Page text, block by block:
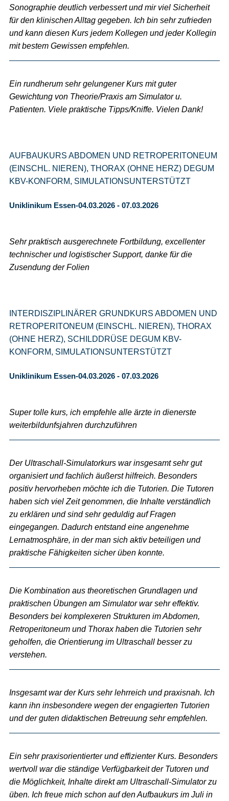
Sonographie deutlich verbessert und mir viel Sicherheit
für den klinischen Alltag gegeben. Ich bin sehr zufrieden
und kann diesen Kurs jedem Kollegen und jeder Kollegin
mit bestem Gewissen empfehlen.
Ein rundherum sehr gelungener Kurs mit guter
Gewichtung von Theorie/Praxis am Simulator u.
Patienten. Viele praktische Tipps/Kniffe. Vielen Dank!
AUFBAUKURS ABDOMEN UND RETROPERITONEUM
(EINSCHL. NIEREN), THORAX (OHNE HERZ) DEGUM
KBV-KONFORM, SIMULATIONSUNTERSTÜTZT
Uniklinikum Essen-04.03.2026 - 07.03.2026
Sehr praktisch ausgerechnete Fortbildung, excellenter
technischer und logistischer Support, danke für die
Zusendung der Folien
INTERDISZIPLINÄRER GRUNDKURS ABDOMEN UND
RETROPERITONEUM (EINSCHL. NIEREN), THORAX
(OHNE HERZ), SCHILDDRÜSE DEGUM KBV-
KONFORM, SIMULATIONSUNTERSTÜTZT
Uniklinikum Essen-04.03.2026 - 07.03.2026
Super tolle kurs, ich empfehle alle ärzte in dienerste
weiterbildunfsjahren durchzuführen
Der Ultraschall-Simulatorkurs war insgesamt sehr gut
organisiert und fachlich äußerst hilfreich. Besonders
positiv hervorheben möchte ich die Tutorien. Die Tutoren
haben sich viel Zeit genommen, die Inhalte verständlich
zu erklären und sind sehr geduldig auf Fragen
eingegangen. Dadurch entstand eine angenehme
Lernatmosphäre, in der man sich aktiv beteiligen und
praktische Fähigkeiten sicher üben konnte.
Die Kombination aus theoretischen Grundlagen und
praktischen Übungen am Simulator war sehr effektiv.
Besonders bei komplexeren Strukturen im Abdomen,
Retroperitoneum und Thorax haben die Tutorien sehr
geholfen, die Orientierung im Ultraschall besser zu
verstehen.
Insgesamt war der Kurs sehr lehrreich und praxisnah. Ich
kann ihn insbesondere wegen der engagierten Tutorien
und der guten didaktischen Betreuung sehr empfehlen.
Ein sehr praxisorientierter und effizienter Kurs. Besonders
wertvoll war die ständige Verfügbarkeit der Tutoren und
die Möglichkeit, Inhalte direkt am Ultraschall-Simulator zu
üben. Ich freue mich schon auf den Aufbaukurs im Juli in